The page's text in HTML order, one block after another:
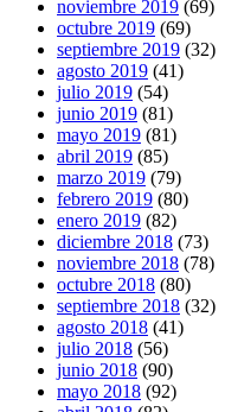
noviembre 2019 (69)
octubre 2019 (69)
septiembre 2019 (32)
agosto 2019 (41)
julio 2019 (54)
junio 2019 (81)
mayo 2019 (81)
abril 2019 (85)
marzo 2019 (79)
febrero 2019 (80)
enero 2019 (82)
diciembre 2018 (73)
noviembre 2018 (78)
octubre 2018 (80)
septiembre 2018 (32)
agosto 2018 (41)
julio 2018 (56)
junio 2018 (90)
mayo 2018 (92)